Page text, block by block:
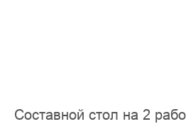
Составной стол на 2